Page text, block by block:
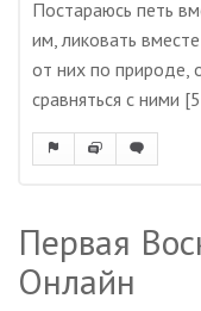
Постараюсь петь
им, ликовать
от них по природе,
сравняться с ними
Первая
Онлайн